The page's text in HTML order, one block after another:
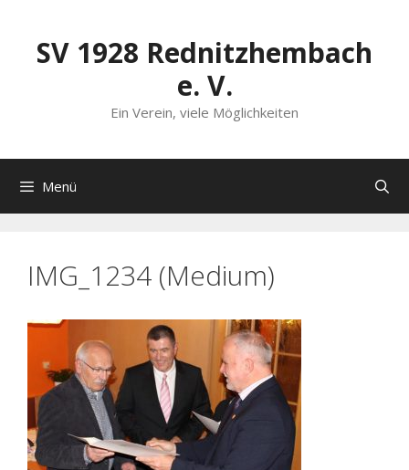
springenSV 1928 Rednitzhembach
e. V.
Ein Verein, viele Möglichkeiten
Menü
IMG_1234 (Medium)